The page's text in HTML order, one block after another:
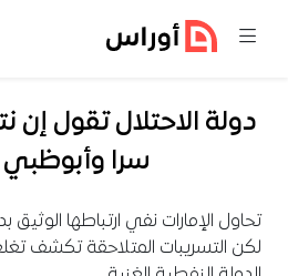
دولة الاحتلال تقول إن
سرا
تحاول الإمارات نفي ارتباطها الوثيق
لكن التسريبات المتلاحقة تكشف